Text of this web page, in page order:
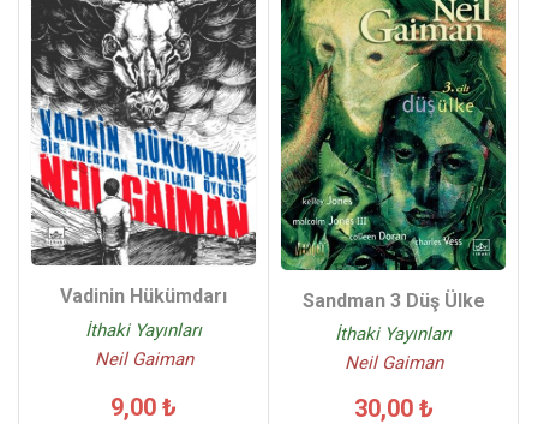
Vadinin Hükümdarı
İthaki Yayınları
Neil Gaiman
9,00 ₺
Sandman 3 Düş Ülke
İthaki Yayınları
Neil Gaiman
30,00 ₺